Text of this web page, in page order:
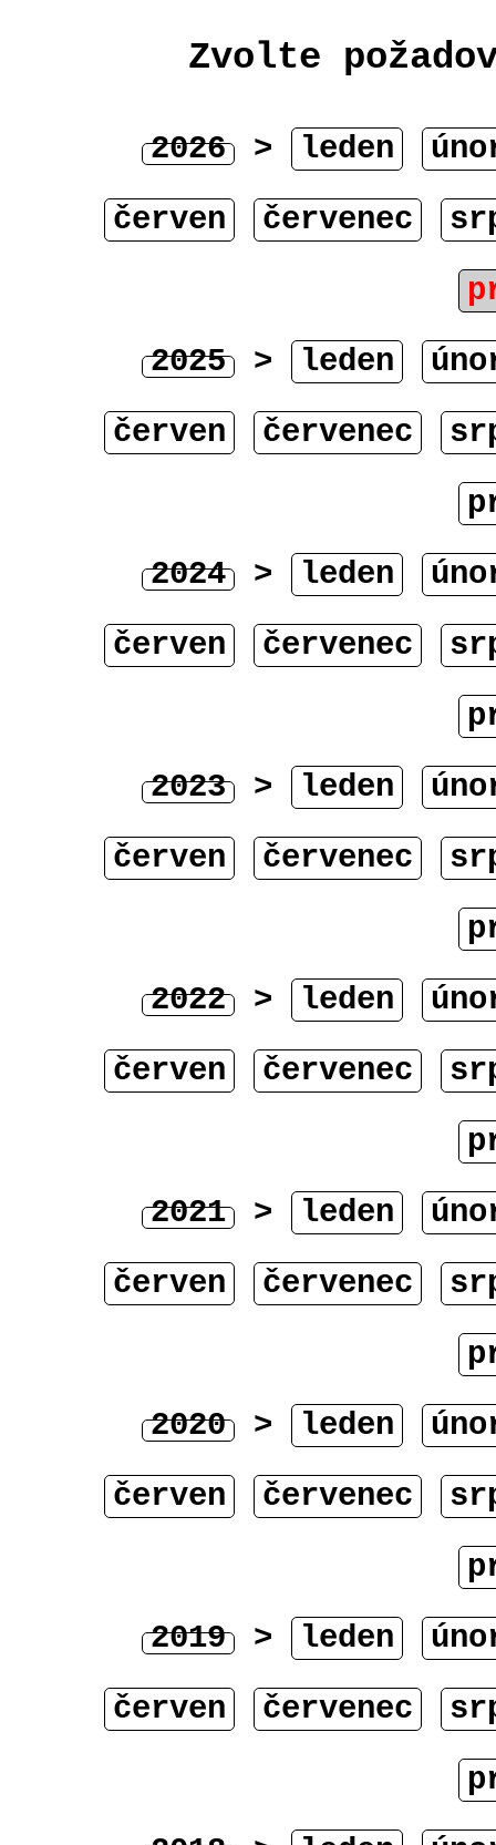
Zvolte
2026 > leden
červen
červenec
2025 > leden
červen
červenec
2024 > leden
červen
červenec
2023 > leden
červen
červenec
2022 > leden
červen
červenec
2021 > leden
červen
červenec
2020 > leden
červen
červenec
2019 > leden
červen
červenec